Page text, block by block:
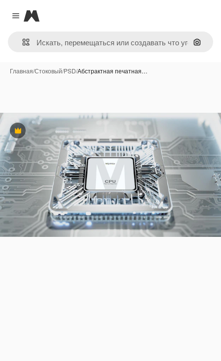
Close menu
Magnific
Поиск
Главная/Стоковый/PSD/Абстрактная печатная…
Премиум